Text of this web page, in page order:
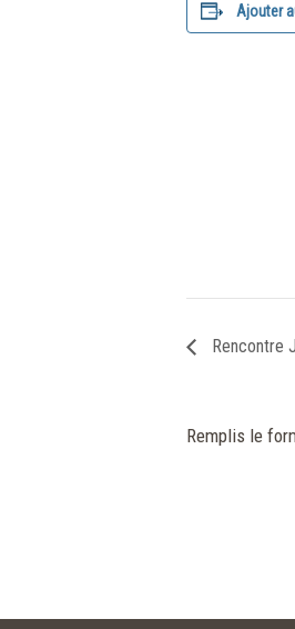
Ajouter
Rencontre
Remplis le